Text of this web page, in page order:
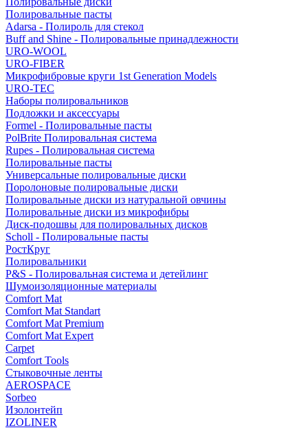
Полировальные пасты
Adarsa - Полироль для стекол
Buff and Shine - Полировальные принадлежности
URO-WOOL
URO-FIBER
Микрофибровые круги 1st Generation Models
URO-TEC
Наборы полировальников
Подложки и аксессуары
Formel - Полировальные пасты
PolBrite Полировальная система
Rupes - Полировальная система
Полировальные пасты
Универсальные полировальные диски
Поролоновые полировальные диски
Полировальные диски из натуральной овчины
Полировальные диски из микрофибры
Диск-подошвы для полировальных дисков
Scholl - Полировальные пасты
РостКруг
Полировальники
P&S - Полировальная система и детейлинг
Шумоизоляционные материалы
Comfort Mat
Comfort Mat Standart
Comfort Mat Premium
Comfort Mat Expert
Carpet
Comfort Tools
Стыковочные ленты
AEROSPACE
Sorbeo
Изолонтейп
IZOLINER